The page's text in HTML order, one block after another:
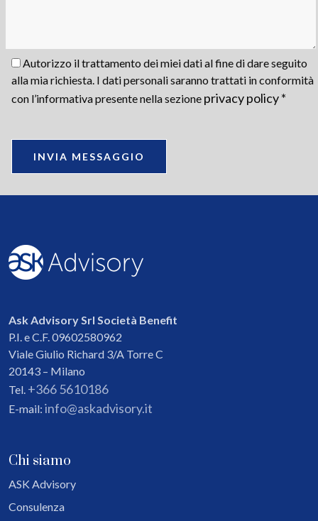
Autorizzo il trattamento dei miei dati al fine di dare seguito
alla mia richiesta. I dati personali saranno trattati in conformità
con l’informativa presente nella sezione privacy policy *
INVIA MESSAGGIO
Ask Advisory Srl Società Benefit
P.I. e C.F. 09602580962
Viale Giulio Richard 3/A Torre C
20143 – Milano
Tel. +366 5610186
E-mail: info@askadvisory.it
Chi siamo
ASK Advisory
Consulenza